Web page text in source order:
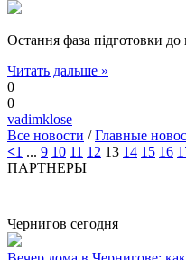
Остання фаза підготовки до
Читать дальше »
0
0
vadimklose
Все новости /Главные
<1 ... 9 10 11 12 13 14 15 16
ПАРТНЕРЫ
Чернигов сегодня